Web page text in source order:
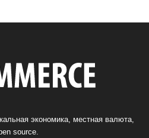
экономика, местная валюта,
source.